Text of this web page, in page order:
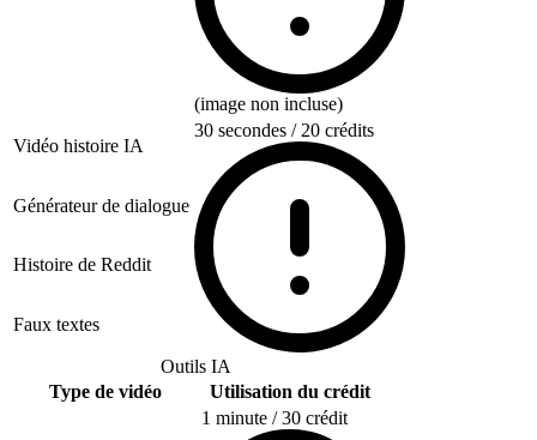
(image non incluse)
Vidéo histoire IA
30 secondes / 20 crédits
Générateur de dialogue
Histoire de Reddit
Faux textes
Outils IA
Type de vidéo
Utilisation du crédit
1 minute / 30 crédit